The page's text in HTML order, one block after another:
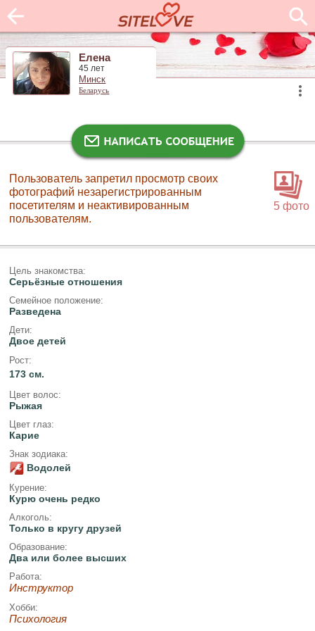
Елена
45 лет
Минск
Беларусь
5 фото
Пользователь запретил просмотр своих
фотографий незарегистрированным
посетителям и неактивированным
пользователям.
Цель знакомства:
Серьёзные отношения
Семейное положение:
Разведена
Дети:
Двое детей
Рост:
173 см.
Цвет волос:
Рыжая
Цвет глаз:
Карие
Знак зодиака:
Водолей
Курение:
Курю очень редко
Алкоголь:
Только в кругу друзей
Образование:
Два или более высших
Работа:
Инструктор
Хобби:
Психология